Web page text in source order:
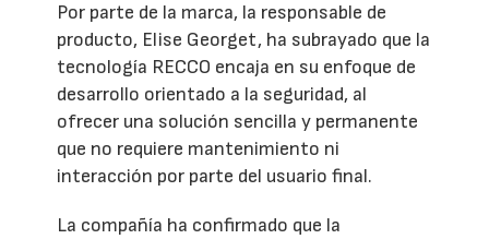
Por parte de la marca, la responsable de
producto, Elise Georget, ha subrayado que la
tecnología RECCO encaja en su enfoque de
desarrollo orientado a la seguridad, al
ofrecer una solución sencilla y permanente
que no requiere mantenimiento ni
interacción por parte del usuario final.
La compañía ha confirmado que la